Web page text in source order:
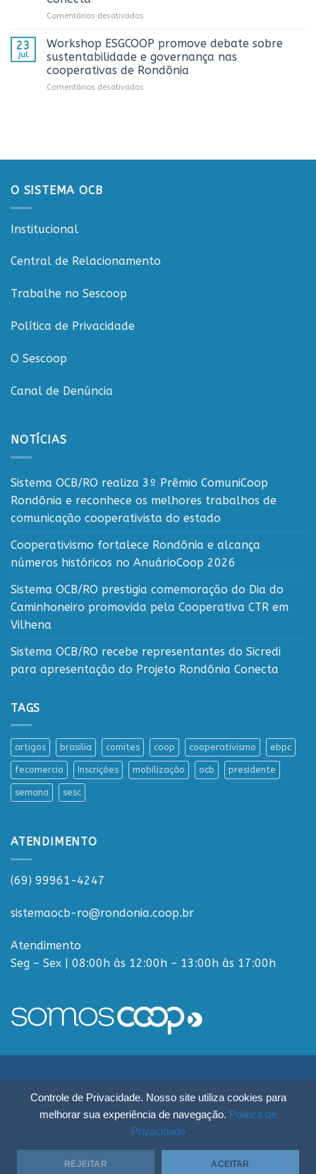
Controle de Privacidade. Nosso site utiliza cookies para
melhorar sua experiência de navegação. Politica de
Privacidade
REJEITAR ACEITAR
Caminhoneiro
promovida
pela
Cooperativa
Comentários desativados
OCB/RO
recebe
representantes
do
Conecta
23
jul
Workshop ESGCOOP promove debate sobre
sustentabilidade e governança nas
cooperativas de Rondônia
Comentários desativados
sustentabilidade
O SISTEMA OCB
Institucional
Central de Relacionamento
Trabalhe no Sescoop
Política de Privacidade
O Sescoop
Canal de Denúncia
NOTÍCIAS
Sistema OCB/RO realiza 3º Prêmio ComuniCoop
Rondônia e reconhece os melhores trabalhos de
comunicação cooperativista do estado
Cooperativismo fortalece Rondônia e alcança
números históricos no AnuárioCoop 2026
Sistema OCB/RO prestigia comemoração do Dia do
Caminhoneiro promovida pela Cooperativa CTR em
Vilhena
Sistema OCB/RO recebe representantes do Sicredi
para apresentação do Projeto Rondônia Conecta
TAGS
artigos brasilia comites coop cooperativismo ebpc
fecomercio Inscrições mobilização ocb presidente
semana sesc
ATENDIMENTO
(69) 99961-4247
sistemaocb-ro@rondonia.coop.br
Atendimento
Seg – Sex | 08:00h às 12:00h – 13:00h às 17:00h
Sistema OCB Rondônia © Todos os Direitos Reservados - R. Paulo
Macalão, 4675 - Flodoaldo Pontes Pinto, Porto Velho - RO, 76820-454